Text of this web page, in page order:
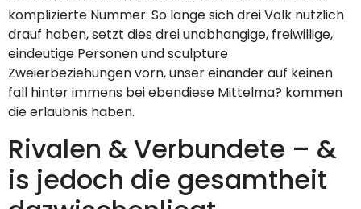
komplizierte Nummer: So lange sich drei Volk nutzlich
drauf haben, setzt dies drei unabhangige, freiwillige,
eindeutige Personen und sculpture
Zweierbeziehungen vorn, unser einander auf keinen
fall hinter immens bei ebendiese Mittelma? kommen
die erlaubnis haben.
Rivalen & Verbundete – &
is jedoch die gesamtheit